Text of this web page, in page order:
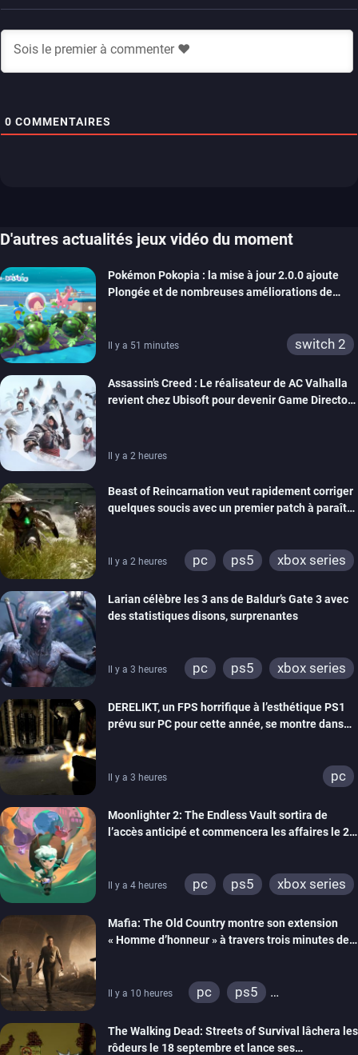
0 COMMENTAIRES
D'autres actualités jeux vidéo du moment
Pokémon Pokopia : la mise à jour 2.0.0 ajoute
Plongée et de nombreuses améliorations de
Il y a 51 minutes switch 2
Assassin’s Creed : Le réalisateur de AC Valhalla
revient chez Ubisoft pour devenir Game Director
Il y a 2 heures
Beast of Reincarnation veut rapidement corriger
quelques soucis avec un premier patch à paraître
Il y a 2 heures pc ps5 xbox series
Larian célèbre les 3 ans de Baldur’s Gate 3 avec
des statistiques disons, surprenantes
Il y a 3 heures pc ps5 xbox series
DERELIKT, un FPS horrifique à l’esthétique PS1
prévu sur PC pour cette année, se montre dans
Il y a 3 heures pc
Moonlighter 2: The Endless Vault sortira de
l’accès anticipé et commencera les affaires le 2
Il y a 4 heures pc ps5 xbox series
Mafia: The Old Country montre son extension
« Homme d’honneur » à travers trois minutes de
Il y a 10 heures pc
ps5
The Walking Dead: Streets of Survival lâchera les
rôdeurs le 18 septembre et lance ses